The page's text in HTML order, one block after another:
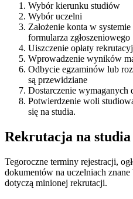
Wybór kierunku studiów
Wybór uczelni
Założenie konta w
formularza zgłoszeniowego
Uiszczenie opłaty
Wprowadzenie wyników
Odbycie egzaminów lub
są przewidziane
Dostarczenie wymaganych
Potwierdzenie woli
się na studia.
Rekrutacja na studia
Tegoroczne terminy rejestracji,
dokumentów na uczelniach
dotyczą minionej rekrutacji.